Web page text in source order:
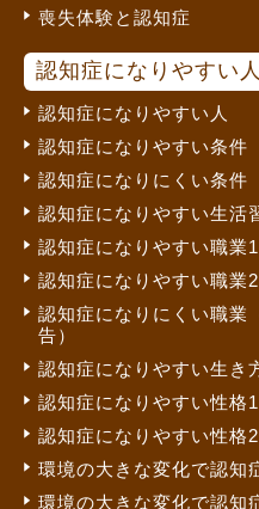
喪失体験と認知症
認知症になりやすい人
認知症になりやすい人
認知症になりやすい条件
認知症になりにくい条件
認知症になりやすい生活
認知症になりやすい職業
認知症になりやすい職業
認知症になりにくい職業
告）
認知症になりやすい生き
認知症になりやすい性格
認知症になりやすい性格
環境の大きな変化で認知
環境の大きな変化で認知